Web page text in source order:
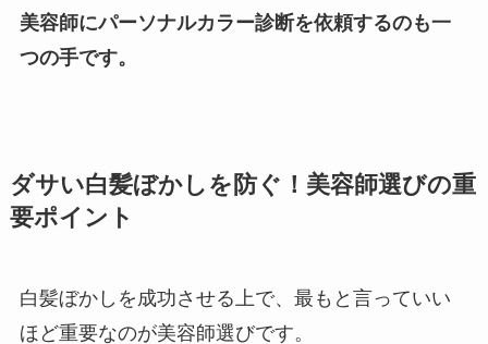
美容師にパーソナルカラー診断を依頼するのも一
つの手です。
ダサい白髪ぼかしを防ぐ！美容師選びの重
要ポイント
白髪ぼかしを成功させる上で、最もと言っていい
ほど重要なのが美容師選びです。